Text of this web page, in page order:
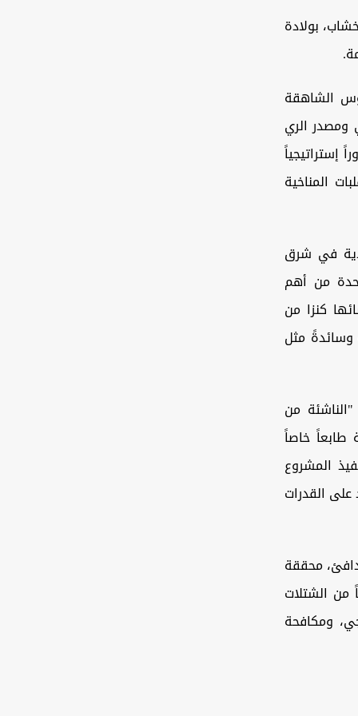
بولادة
الشاهقة
ومصدر الري
دوراً إستراتيجياً
المناخية
في شرق
- كواحدة من أهم
كنزا من
وسائدةً مثل
من
المحافظة طابعاً خاصاً
المشروع
القدرات
محققة
2025/2026. وتتضمن الخطة زراعة أكثر من 21 نوعاً من الشتلات
ومكافحة